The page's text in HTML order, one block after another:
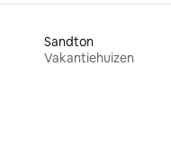
Sandton
Vakantiehuizen